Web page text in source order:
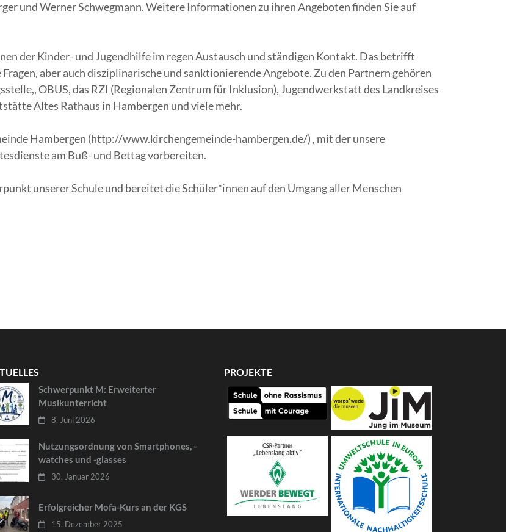
und Werner Schwegmann. Weitere Informationen zu ihren Angeboten finden Sie auf
der Kinder- und Jugendhilfe im regen Austausch und ständigen Kontakt. Das betrifft
aber auch disziplinarische und sanktionierende Angebote. Zu den Partnern gehören
OBUS, das RZI (Regionalen Zentrum für Inklusion), Jugendwerkstatt des Landkreises
Altes Rathaus in Hambergen und viele mehr.
Hambergen (http://www.kirchengemeinde-hambergen.de/) , mit der unsere
am Buß- und Bettag vorbereiten.
unserer Schule und bereitet die Schüler*innen auf den Umgang aller Menschen
Schwerpunkt M: Erweiterter
Musikunterricht
8. Juni 2026
Nutzungsordnung von Smartphones, -
watches und -glasses
30. Januar 2026
Erfolgreicher Mofa-Kurs an der KGS
15. Dezember 2025
PROJEKTE